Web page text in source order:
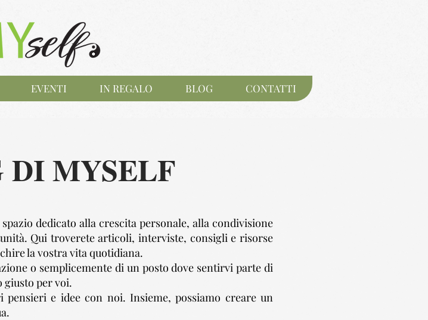
EVENTI IN REGALO BLOG CONTATTI
MYSELF
dedicato alla crescita personale, alla condivisione
Qui troverete articoli, interviste, consigli e risorse
la vostra vita quotidiana.
o semplicemente di un posto dove sentirvi parte di
giusto per voi.
e idee con noi. Insieme, possiamo creare un